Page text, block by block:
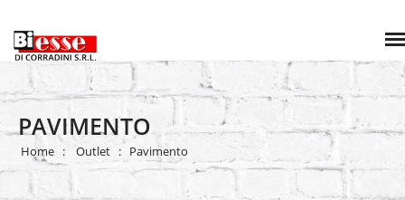
PAVIMENTO
Home Outlet Pavimento